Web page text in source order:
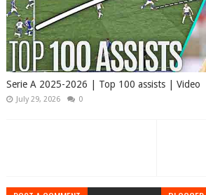
Serie A 2025-2026 | Top 100 assists | Video
July 29, 2026 0